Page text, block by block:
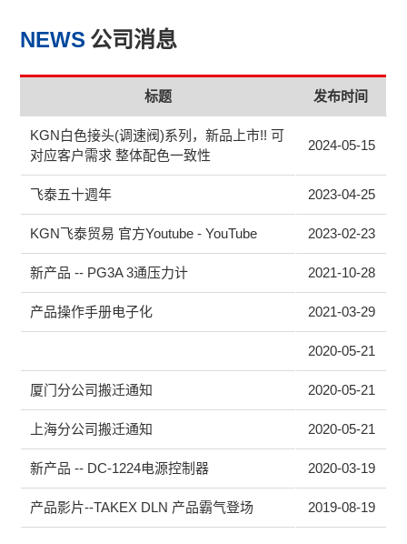
NEWS 公司消息
标题 发布时间
KGN白色接头(调速阀)系列，新品上市!! 可
对应客户需求 整体配色一致性
2024-05-15
飞泰五十週年 2023-04-25
KGN飞泰贸易 官方Youtube - YouTube 2023-02-23
新产品 -- PG3A 3通压力计 2021-10-28
产品操作手册电子化 2021-03-29
2020-05-21
厦门分公司搬迁通知 2020-05-21
上海分公司搬迁通知 2020-05-21
新产品 -- DC-1224电源控制器 2020-03-19
产品影片--TAKEX DLN 产品霸气登场 2019-08-19